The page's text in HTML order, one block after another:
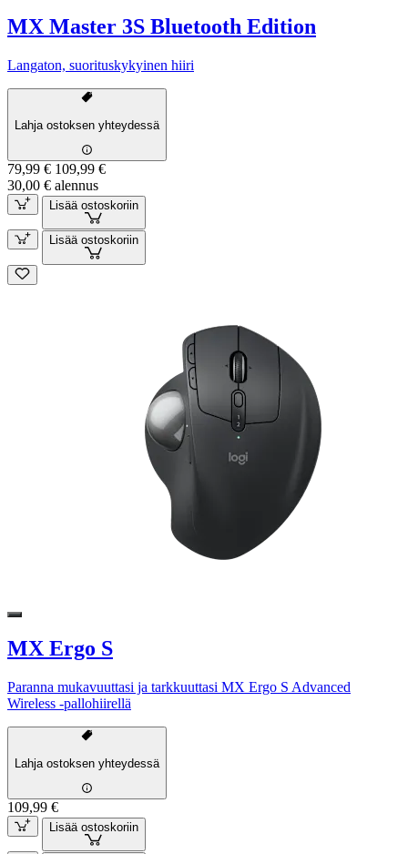
MX Master 3S Bluetooth Edition
Langaton, suorituskykyinen hiiri
Lahja ostoksen yhteydessä
79,99 € 109,99 €
30,00 € alennus
Lisää ostoskoriin
Lisää ostoskoriin
MX Ergo S
Paranna mukavuuttasi ja tarkkuuttasi MX Ergo S Advanced
Wireless -pallohiirellä
Lahja ostoksen yhteydessä
109,99 €
Lisää ostoskoriin